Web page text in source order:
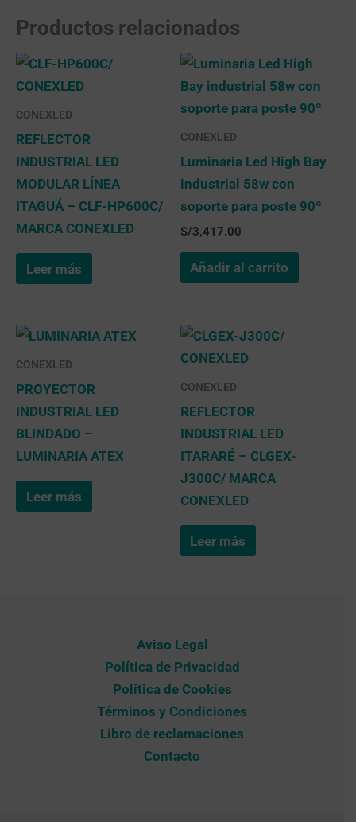
Productos relacionados
CONEXLED
REFLECTOR
INDUSTRIAL LED
MODULAR LÍNEA
ITAGUÁ – CLF-HP600C/
MARCA CONEXLED
Leer más
CONEXLED
Luminaria Led High Bay
industrial 58w con
soporte para poste 90º
S/3,417.00
Añadir al carrito
CONEXLED
PROYECTOR
INDUSTRIAL LED
BLINDADO –
LUMINARIA ATEX
Leer más
CONEXLED
REFLECTOR
INDUSTRIAL LED
ITARARÉ – CLGEX-
J300C/ MARCA
CONEXLED
Leer más
Aviso Legal
Política de Privacidad
Política de Cookies
Términos y Condiciones
Libro de reclamaciones
Contacto